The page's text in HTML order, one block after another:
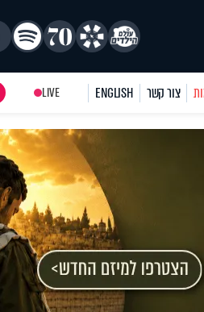
צור קשר ENGLISH
LIVE